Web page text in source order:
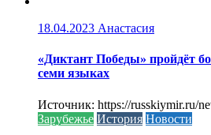
18.04.2023 Анастасия
«Диктант Победы» пройдёт
семи языках
Источник: https://russkiymir.ru/
Зарубежье История Новости